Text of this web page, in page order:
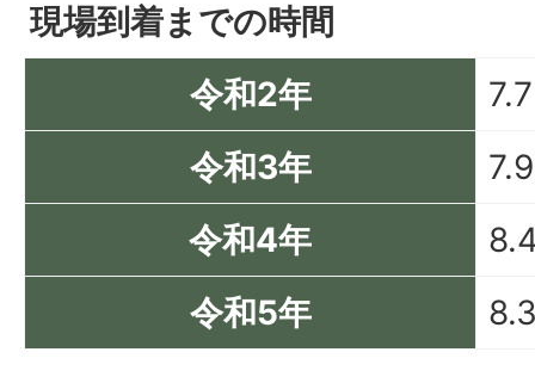
現場到着までの時間
令和2年
令和3年
令和4年
令和5年